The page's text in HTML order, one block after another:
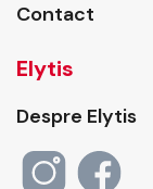
Contact
Elytis
Despre Elytis